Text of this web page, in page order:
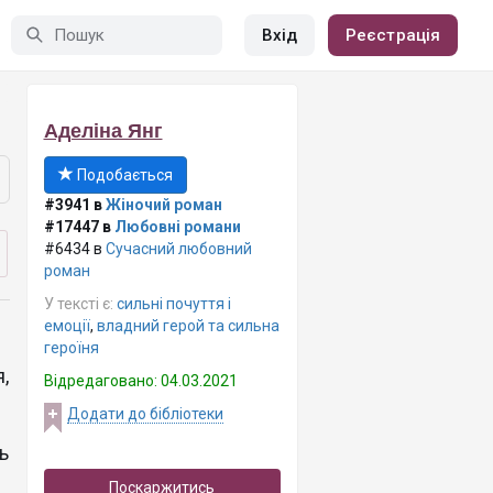
Вхід Реєстрація
Аделіна Янг
Подобається
#3941 вЖіночий роман
#17447 в Любовні романи
#6434 в Сучасний любовний
роман
У тексті є: сильні почуття і
емоції, владний герой та сильна
героїня
Відредаговано: 04.03.2021
Додати до бібліотеки
Поскаржитись